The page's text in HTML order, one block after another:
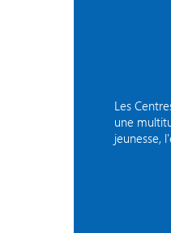
Les
une
jeunesse,